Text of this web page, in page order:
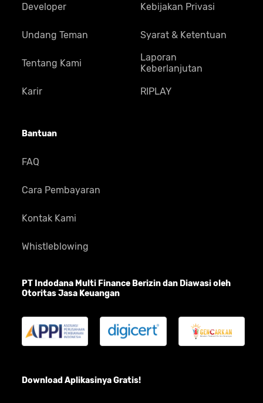
Developer
Undang Teman
Tentang Kami
Karir
Bantuan
FAQ
Cara Pembayaran
Kontak Kami
Whistleblowing
Kebijakan Privasi
Syarat & Ketentuan
Laporan
Keberlanjutan
RIPLAY
PT Indodana Multi Finance Berizin dan Diawasi oleh
Otoritas Jasa Keuangan
Download Aplikasinya Gratis!